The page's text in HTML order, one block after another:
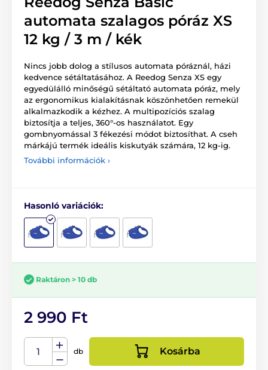
automata szalagos póráz XS
12 kg / 3 m / kék
Nincs jobb dolog a stílusos automata póráznál, házi
kedvence sétáltatásához. A Reedog Senza XS egy
egyedülálló minőségű sétáltató automata póráz, mely
az ergonomikus kialakításnak köszönhetően remekül
alkalmazkodik a kézhez. A multipozíciós szalag
biztosítja a teljes, 360°-os használatot. Egy
gombnyomással 3 fékezési módot biztosíthat. A cseh
márkájú termék ideális kiskutyák számára, 12 kg-ig.
További információk ›
Hasonló variációk:
Raktáron > 10 db
2 990 Ft
db Kosárba